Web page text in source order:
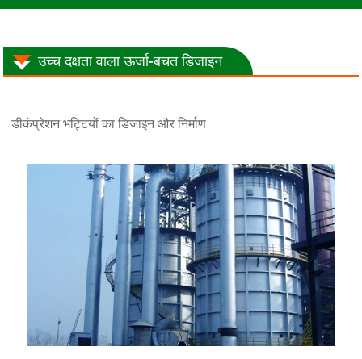
उच्च दक्षता वाला ऊर्जा-बचत डिजाइन
डीकंप्रेशन भट्टियों का डिजाइन और निर्माण